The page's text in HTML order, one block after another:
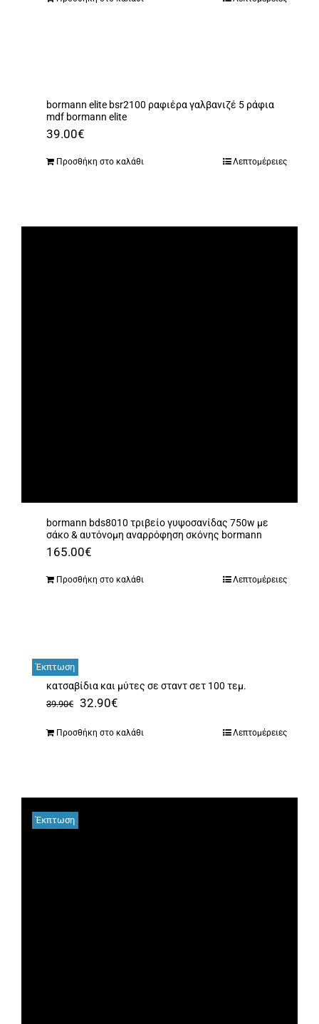
bormann elite bsr2100 ραφιέρα γαλβανιζέ 5 ράφια
mdf bormann elite
39.00€
Προσθήκη στο καλάθι Λεπτομέρειες
bormann bds8010 τριβείο γυψοσανίδας 750w με
σάκο & αυτόνομη αναρρόφηση σκόνης bormann
165.00€
Προσθήκη στο καλάθι Λεπτομέρειες
Έκπτωση
κατσαβίδια και μύτες σε σταντ σετ 100 τεμ.
39.90€ Original
32.90€
Προσθήκη στο καλάθι Λεπτομέρειες
Έκπτωση